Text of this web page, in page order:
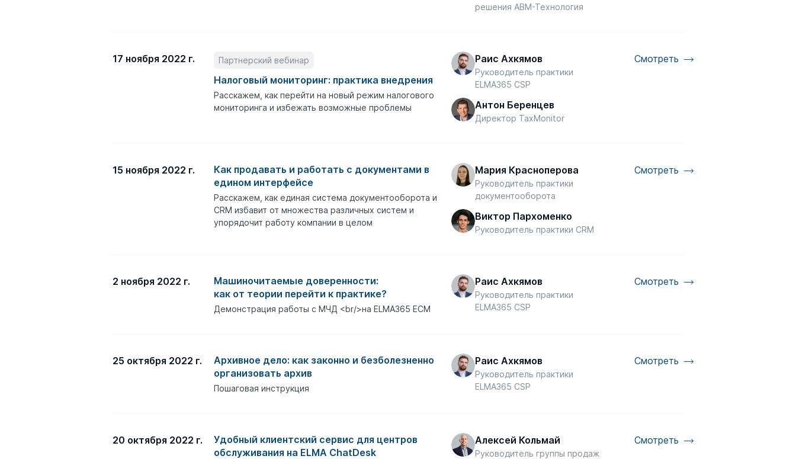
решения АВМ-Технология
17 ноября 2022 г. Партнерский вебинар
Налоговый мониторинг: практика внедрения
Расскажем, как перейти на новый режим налогового
мониторинга и избежать возможные проблемы
Раис Ахкямов
Руководитель практики
ELMA365 CSP
Антон Беренцев
Директор TaxMonitor
Смотреть
15 ноября 2022 г.
Как продавать и работать с документами в
едином интерфейсе
Расскажем, как единая система документооборота и
CRM избавит от множества различных систем и
упорядочит работу компании в целом
Мария Красноперова
Руководитель практики
документооборота
Виктор Пархоменко
Руководитель практики CRM
Смотреть
2 ноября 2022 г.
Машиночитаемые доверенности:
как от теории перейти к практике?
Демонстрация работы с МЧД <br/>на ELMA365 ECM
Раис Ахкямов
Руководитель практики
ELMA365 CSP
Смотреть
25 октября 2022 г.
Архивное дело: как законно и безболезненно
организовать архив
Пошаговая инструкция
Раис Ахкямов
Руководитель практики
ELMA365 CSP
Смотреть
20 октября 2022 г.
Удобный клиентский сервис для центров
обслуживания на ELMA ChatDesk
Алексей Кольмай
Руководитель группы продаж
Смотреть